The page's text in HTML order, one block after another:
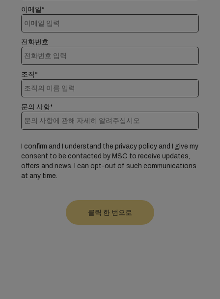
이메일*
전화번호
조직*
문의 사항*
I confirm and I understand the privacy policy and I give my
consent to be contacted by MSC to receive updates,
offers and news. I can opt-out of such communications
at any time.